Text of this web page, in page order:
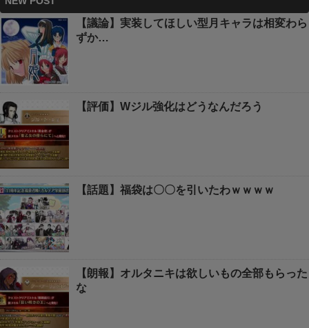
【議論】実装してほしい型月キャラは相変わら
ずか…
【評価】Wジル強化はどうなんだろう
【話題】福袋は〇〇を引いたわｗｗｗｗ
【朗報】オルタニキは欲しいもの全部もらった
な